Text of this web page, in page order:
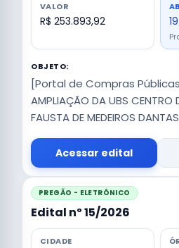
VALOR
R$ 253.893,92
OBJETO:
[Portal de Compras Públicas]
AMPLIAÇÃO DA UBS CENTRO
FAUSTA DE MEDEIROS
Acessar edital
PREGÃO - ELETRÔNICO
Edital nº 15/2026
CIDADE